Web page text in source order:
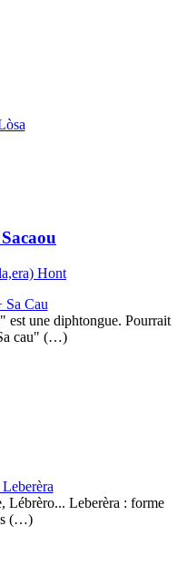
Hont
Sa Cau
est une diphtongue. Pourrait
cau" (…)
Lébrèro... Leberèra : forme
(…)